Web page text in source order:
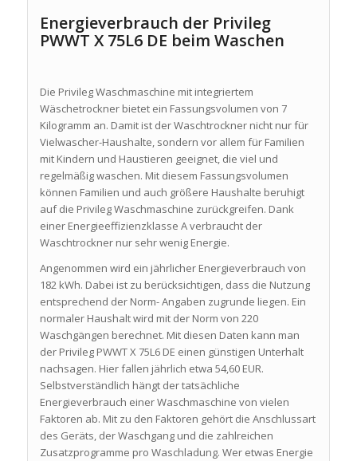
Energieverbrauch der Privileg
PWWT X 75L6 DE beim Waschen
Die Privileg Waschmaschine mit integriertem
Wäschetrockner bietet ein Fassungsvolumen von 7
Kilogramm an. Damit ist der Waschtrockner nicht nur für
Vielwascher-Haushalte, sondern vor allem für Familien
mit Kindern und Haustieren geeignet, die viel und
regelmäßig waschen. Mit diesem Fassungsvolumen
können Familien und auch größere Haushalte beruhigt
auf die Privileg Waschmaschine zurückgreifen. Dank
einer Energieeffizienzklasse A verbraucht der
Waschtrockner nur sehr wenig Energie.
Angenommen wird ein jährlicher Energieverbrauch von
182 kWh. Dabei ist zu berücksichtigen, dass die Nutzung
entsprechend der Norm- Angaben zugrunde liegen. Ein
normaler Haushalt wird mit der Norm von 220
Waschgängen berechnet. Mit diesen Daten kann man
der Privileg PWWT X 75L6 DE einen günstigen Unterhalt
nachsagen. Hier fallen jährlich etwa 54,60 EUR.
Selbstverständlich hängt der tatsächliche
Energieverbrauch einer Waschmaschine von vielen
Faktoren ab. Mit zu den Faktoren gehört die Anschlussart
des Geräts, der Waschgang und die zahlreichen
Zusatzprogramme pro Waschladung. Wer etwas Energie